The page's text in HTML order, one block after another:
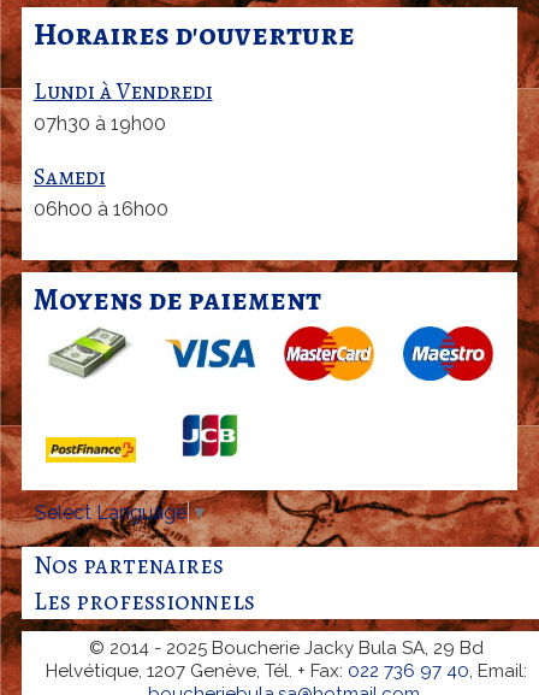
u
e
u
p
o
i
n
e
d
e
v
e
Horaires d'ouverture
Lundi à Vendredi
07h30 à 19h00
Samedi
06h00 à 16h00
Moyens de paiement
Select Language▼
Nos partenaires
Les professionnels
© 2014 - 2025 Boucherie Jacky Bula SA, 29 Bd
Helvétique, 1207 Genève, Tél. + Fax: 022 736 97 40 , Email: